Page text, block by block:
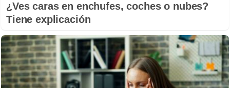
¿Ves caras en enchufes, coches o nubes?
Tiene explicación